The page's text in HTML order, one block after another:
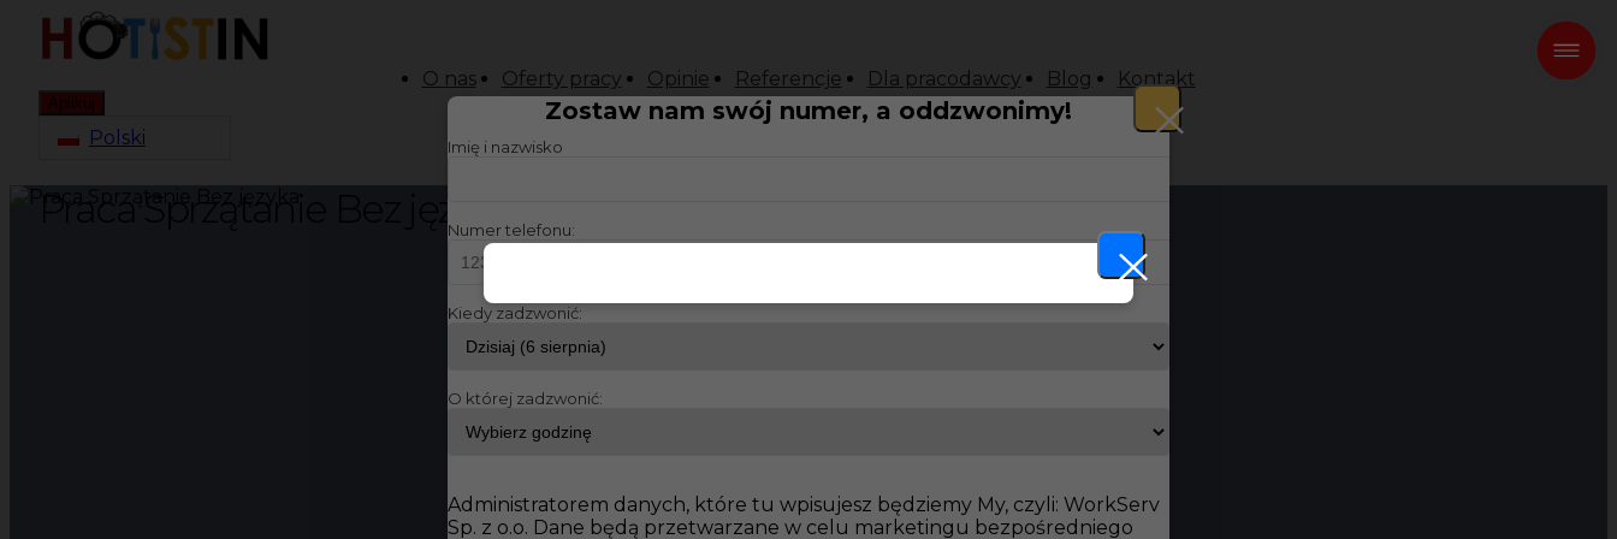
O nas Oferty pracy Opinie Referencje Dla pracodawcy Blog Kontakt
Aplikuj
Polski
Zostaw nam swój numer, a oddzwonimy!
Imię i nazwisko
Numer telefonu:
Kiedy zadzwonić:
O której zadzwonić:
Administratorem danych, które tu wpisujesz będziemy My, czyli: WorkServ
Sp. z o.o. Dane będą przetwarzane w celu marketingu bezpośredniego